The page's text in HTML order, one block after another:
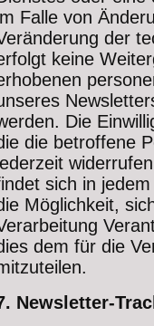
Falle von
der
keine
Die
die betroffene
sich in
Möglichkeit,
dem für die
Newsletter-